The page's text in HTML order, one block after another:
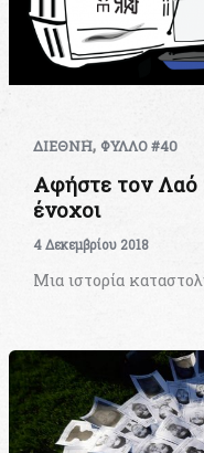
ΔΙΕΘΝΗ, ΦΥΛΛΟ #40
Αφήστε τον Λαό
ένοχοι
4 Δεκεμβρίου 2018
Μια ιστορία